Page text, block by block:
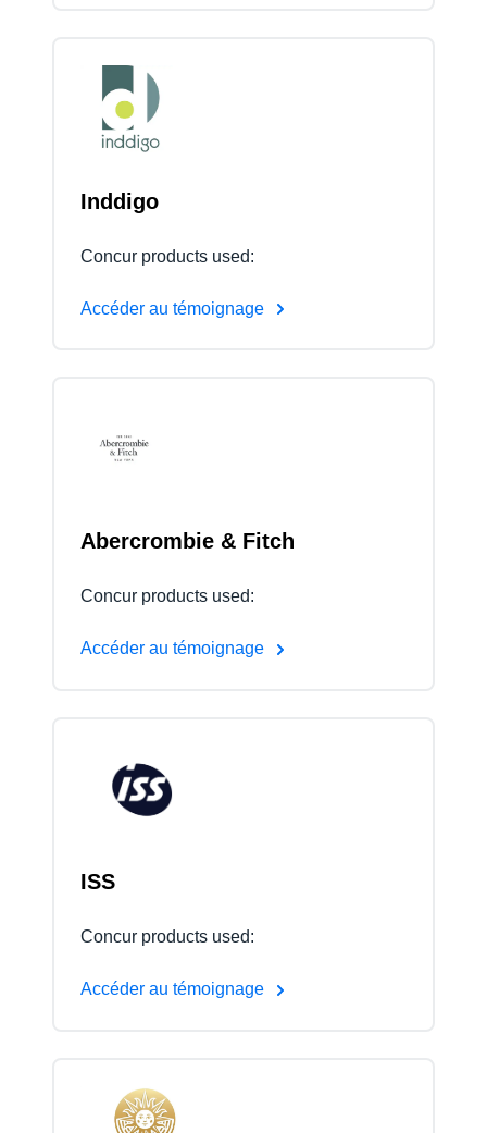
Inddigo
Concur products used:
Accéder au témoignage
Abercrombie & Fitch
Concur products used:
Accéder au témoignage
ISS
Concur products used:
Accéder au témoignage